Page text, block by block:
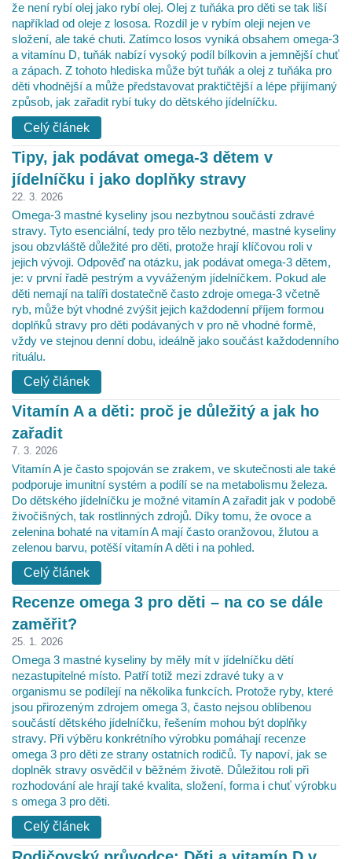
že není rybí olej jako rybí olej. Olej z tuňáka pro děti se tak liší
například od oleje z lososa. Rozdíl je v rybím oleji nejen ve
složení, ale také chuti. Zatímco losos vyniká obsahem omega-3
a vitamínu D, tuňák nabízí vysoký podíl bílkovin a jemnější chuť
a zápach. Z tohoto hlediska může být tuňák a olej z tuňáka pro
děti vhodnější a může představovat praktičtější a lépe přijímaný
způsob, jak zařadit rybí tuky do dětského jídelníčku.
Celý článek
Tipy, jak podávat omega-3 dětem v
jídelníčku i jako doplňky stravy
22. 3. 2026
Omega-3 mastné kyseliny jsou nezbytnou součástí zdravé
stravy. Tyto esenciální, tedy pro tělo nezbytné, mastné kyseliny
jsou obzvláště důležité pro děti, protože hrají klíčovou roli v
jejich vývoji. Odpověď na otázku, jak podávat omega-3 dětem,
je: v první řadě pestrým a vyváženým jídelníčkem. Pokud ale
děti nemají na talíři dostatečně často zdroje omega-3 včetně
ryb, může být vhodné zvýšit jejich každodenní příjem formou
doplňků stravy pro děti podávaných v pro ně vhodné formě,
vždy ve stejnou denní dobu, ideálně jako součást každodenního
rituálu.
Celý článek
Vitamín A a děti: proč je důležitý a jak ho
zařadit
7. 3. 2026
Vitamín A je často spojován se zrakem, ve skutečnosti ale také
podporuje imunitní systém a podílí se na metabolismu železa.
Do dětského jídelníčku je možné vitamín A zařadit jak v podobě
živočišných, tak rostlinných zdrojů. Díky tomu, že ovoce a
zelenina bohaté na vitamín A mají často oranžovou, žlutou a
zelenou barvu, potěší vitamín A děti i na pohled.
Celý článek
Recenze omega 3 pro děti – na co se dále
zaměřit?
25. 1. 2026
Omega 3 mastné kyseliny by měly mít v jídelníčku dětí
nezastupitelné místo. Patří totiž mezi zdravé tuky a v
organismu se podílejí na několika funkcích. Protože ryby, které
jsou přirozeným zdrojem omega 3, často nejsou oblíbenou
součástí dětského jídelníčku, řešením mohou být doplňky
stravy. Při výběru konkrétního výrobku pomáhají recenze
omega 3 pro děti ze strany ostatních rodičů. Ty napoví, jak se
doplněk stravy osvědčil v běžném životě. Důležitou roli při
rozhodování ale hrají také kvalita, složení, forma i chuť výrobku
s omega 3 pro děti.
Celý článek